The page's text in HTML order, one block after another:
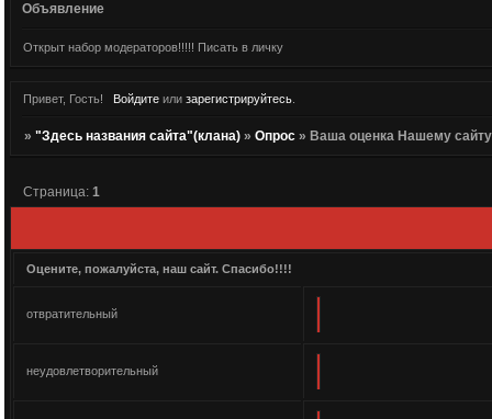
Объявление
Открыт набор модераторов!!!!! Писать в личку
Привет, Гость! Войдитеили зарегистрируйтесь.
»"Здесь названия сайта"(клана) »Опрос »Ваша оценка Нашему сайту
Страница:1
Оцените, пожалуйста, наш сайт. Спасибо!!!!
отвратительный
неудовлетворительный